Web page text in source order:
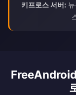
키프로스 서버: